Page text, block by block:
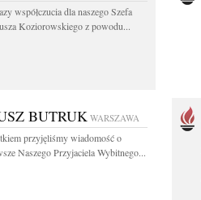
współczucia dla naszego Szefa
Koziorowskiego z powodu...
BUTRUK WARSZAWA
przyjęliśmy wiadomość o
Naszego Przyjaciela Wybitnego...